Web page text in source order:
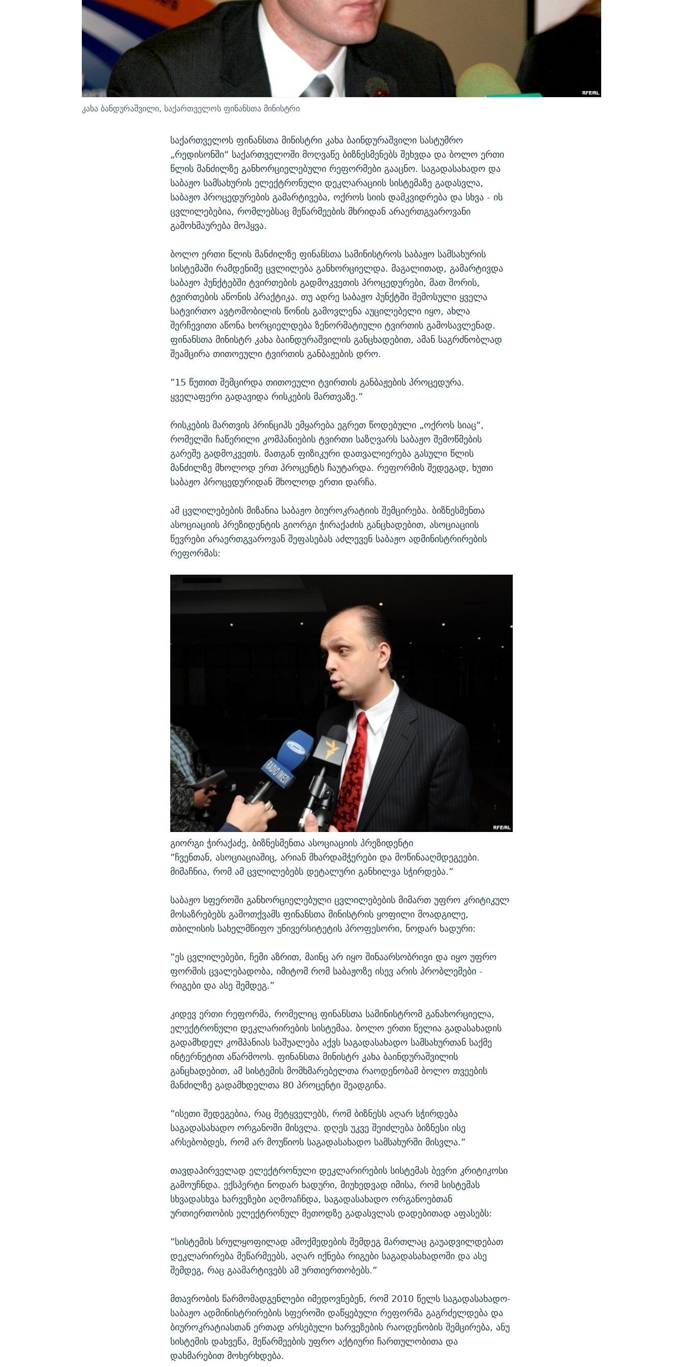
კახა ბანდურაშვილი, საქართველოს ფინანსთა მინისტრი
საქართველოს ფინანსთა მინისტრი კახა ბაინდურაშვილი სასტუმრო
„რედისონში“ საქართველოში მოღვაწე ბიზნესმენებს შეხვდა და ბოლო ერთი
წლის მანძილზე განხორციელებული რეფორმები გააცნო. საგადასახადო და
საბაჟო სამსახურის ელექტრონული დეკლარაციის სისტემაზე გადასვლა,
საბაჟო პროცედურების გამარტივება, ოქროს სიის დამკვიდრება და სხვა - ის
ცვლილებებია, რომლებსაც მეწარმეების მხრიდან არაერთგვაროვანი
გამოხმაურება მოჰყვა.
ბოლო ერთი წლის მანძილზე ფინანსთა სამინისტროს საბაჟო სამსახურის
სისტემაში რამდენიმე ცვლილება განხორციელდა. მაგალითად, გამარტივდა
საბაჟო პუნქტებში ტვირთების გადმოკვეთის პროცედურები, მათ შორის,
ტვირთების აწონის პრაქტიკა. თუ ადრე საბაჟო პუნქტში შემოსული ყველა
სატვირთო ავტომობილის წონის გამოვლენა აუცილებელი იყო, ახლა
შერჩევითი აწონა ხორციელდება ზენორმატიული ტვირთის გამოსავლენად.
ფინანსთა მინისტრ კახა ბაინდურაშვილის განცხადებით, ამან საგრძნობლად
შეამცირა თითოეული ტვირთის განბაჟების დრო.
”15 წუთით შემცირდა თითოეული ტვირთის განბაჟების პროცედურა.
ყველაფერი გადავიდა რისკების მართვაზე.”
რისკების მართვის პრინციპს ემყარება ეგრეთ წოდებული „ოქროს სიაც“,
რომელში ჩაწერილი კომპანიების ტვირთი საზღვარს საბაჟო შემოწმების
გარეშე გადმოკვეთს. მათგან ფიზიკური დათვალიერება გასული წლის
მანძილზე მხოლოდ ერთ პროცენტს ჩაუტარდა. რეფორმის შედეგად, ხუთი
საბაჟო პროცედურიდან მხოლოდ ერთი დარჩა.
ამ ცვლილებების მიზანია საბაჟო ბიუროკრატიის შემცირება. ბიზნესმენთა
ასოციაციის პრეზიდენტის გიორგი ჭირაქაძის განცხადებით, ასოციაციის
წევრები არაერთგვაროვან შეფასებას აძლევენ საბაჟო ადმინისტრირების
რეფორმას:
გიორგი ჭირაქაძე, ბიზნესმენთა ასოციაციის პრეზიდენტი
”ჩვენთან, ასოციაციაშიც, არიან მხარდამჭერები და მოწინააღმდეგეები.
მიმაჩნია, რომ ამ ცვლილებებს დეტალური განხილვა სჭირდება.”
საბაჟო სფეროში განხორციელებული ცვლილებების მიმართ უფრო კრიტიკულ
მოსაზრებებს გამოთქვამს ფინანსთა მინისტრის ყოფილი მოადგილე,
თბილისის სახელმწიფო უნივერსიტეტის პროფესორი, ნოდარ ხადური:
”ეს ცვლილებები, ჩემი აზრით, მაინც არ იყო შინაარსობრივი და იყო უფრო
ფორმის ცვალებადობა, იმიტომ რომ საბაჟოზე ისევ არის პრობლემები -
რიგები და ასე შემდეგ.”
კიდევ ერთი რეფორმა, რომელიც ფინანსთა სამინისტრომ განახორციელა,
ელექტრონული დეკლარირების სისტემაა. ბოლო ერთი წელია გადასახადის
გადამხდელ კომპანიას საშუალება აქვს საგადასახადო სამსახურთან საქმე
ინტერნეტით აწარმოოს. ფინანსთა მინისტრ კახა ბაინდურაშვილის
განცხადებით, ამ სისტემის მომხმარებელთა რაოდენობამ ბოლო თვეების
მანძილზე გადამხდელთა 80 პროცენტი შეადგინა.
”ისეთი შედეგებია, რაც მეტყველებს, რომ ბიზნესს აღარ სჭირდება
საგადასახადო ორგანოში მისვლა. დღეს უკვე შეიძლება ბიზნესი ისე
არსებობდეს, რომ არ მოუწიოს საგადასახადო სამსახურში მისვლა.”
თავდაპირველად ელექტრონული დეკლარირების სისტემას ბევრი კრიტიკოსი
გამოუჩნდა. ექსპერტი ნოდარ ხადური, მიუხედვად იმისა, რომ სისტემას
სხვადასხვა ხარვეზები აღმოაჩნდა, საგადასახადო ორგანოებთან
ურთიერთობის ელექტრონულ მეთოდზე გადასვლას დადებითად აფასებს:
”სისტემის სრულყოფილად ამოქმედების შემდეგ მართლაც გაუადვილდებათ
დეკლარირება მეწარმეებს, აღარ იქნება რიგები საგადასახადოში და ასე
შემდეგ, რაც გაამარტივებს ამ ურთიერთობებს.”
მთავრობის წარმომადგენლები იმედოვნებენ, რომ 2010 წელს საგადასახადო-
საბაჟო ადმინისტრირების სფეროში დაწყებული რეფორმა გაგრძელდება და
ბიუროკრატიასთან ერთად არსებული ხარვეზების რაოდენობის შემცირება, ანუ
სისტემის დახვეწა, მეწარმეების უფრო აქტიური ჩართულობითა და
დახმარებით მოხერხდება.